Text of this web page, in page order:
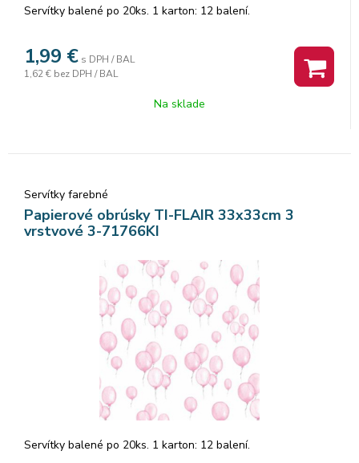
Servítky balené po 20ks. 1 karton: 12 balení.
1,99 € s DPH / BAL
1,62 € bez DPH / BAL
Na sklade
Servítky farebné
Papierové obrúsky TI-FLAIR 33x33cm 3
vrstvové 3-71766KI
Servítky balené po 20ks. 1 karton: 12 balení.